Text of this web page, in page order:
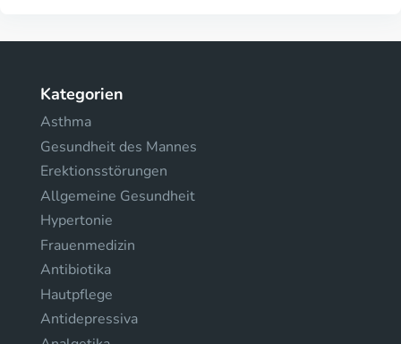
Kategorien
Asthma
Gesundheit des Mannes
Erektionsstörungen
Allgemeine Gesundheit
Hypertonie
Frauenmedizin
Antibiotika
Hautpflege
Antidepressiva